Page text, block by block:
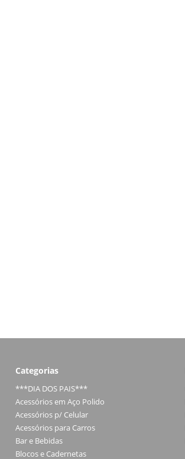
Categorias
***DIA DOS PAIS***
Acessórios em Aço Polido
Acessórios p/ Celular
Acessórios para Carros
Bar e Bebidas
Blocos e Cadernetas